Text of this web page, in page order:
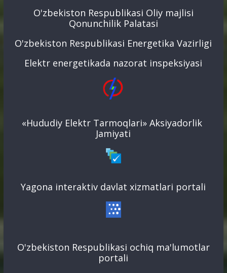
O'zbekiston Respublikasi Oliy majlisi
Qonunchilik Palatasi
O'zbekiston Respublikasi Energetika Vazirligi
Elektr energetikada nazorat inspeksiyasi
«Hududiy Elektr Tarmoqlari» Aksiyadorlik
Jamiyati
Yagona interaktiv davlat xizmatlari portali
O'zbekiston Respublikasi ochiq ma'lumotlar
portali